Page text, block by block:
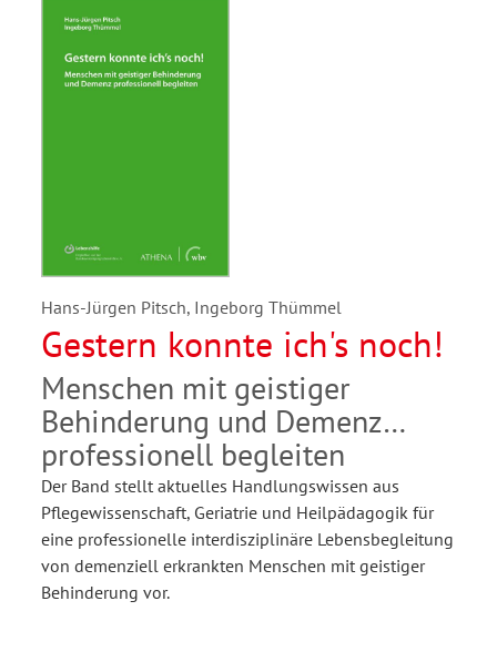
Hans-Jürgen Pitsch, Ingeborg Thümmel
Gestern konnte ich's noch!
Menschen mit geistiger
Behinderung und Demenz
professionell begleiten
Der Band stellt aktuelles Handlungswissen aus
Pflegewissenschaft, Geriatrie und Heilpädagogik für
eine professionelle interdisziplinäre Lebensbegleitung
von demenziell erkrankten Menschen mit geistiger
Behinderung vor.